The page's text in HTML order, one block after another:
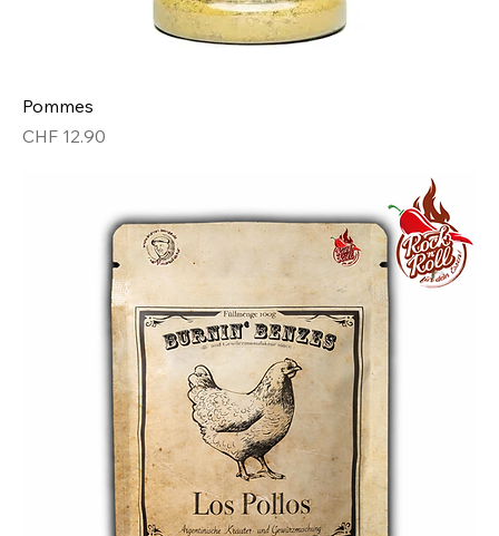
Pommes
Preis
CHF 12.90